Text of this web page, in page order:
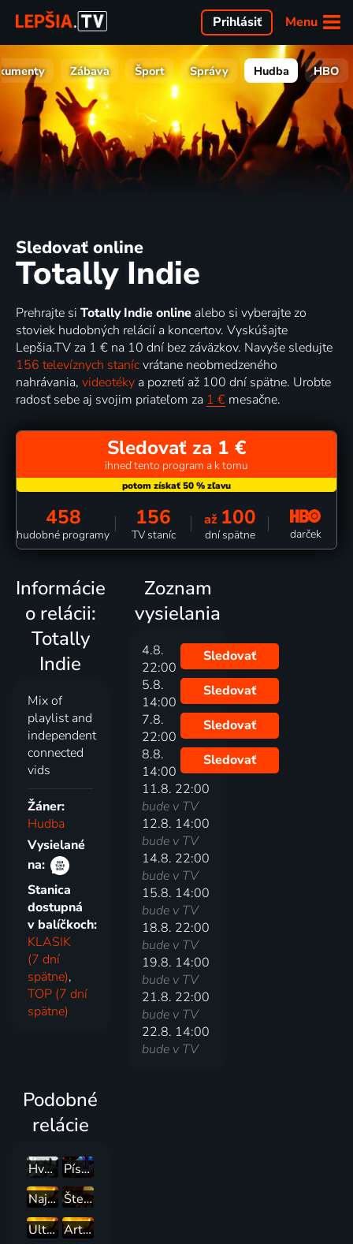
Menu
Prihlásiť
Zábava Šport Správy Hudba HBO
Sledovať online
Totally Indie
Prehrajte si Totally Indie online alebo si vyberajte zo
stoviek hudobných relácií a koncertov. Vyskúšajte
Lepšia.TV za 1 € na 10 dní bez záväzkov. Navyše sledujte
156 televíznych stanícvrátane neobmedzeného
nahrávania, videotéky a pozretí až 100 dní spätne. Urobte
radosť sebe aj svojim priateľom za 1 € mesačne.
Sledovať za 1 €
ihneď tento program a k tomu
458
hudobné programy
156
TV staníc
až 100
dní spätne darček
Informácie
o relácii:
Totally
Indie
Mix of
playlist and
independent
connected
vids
Žáner:
Hudba
Vysielané
na:
Stanica
dostupná
v balíčkoch:
KLASIK
(7 dní
spätne),
TOP (7 dní
spätne)
Zoznam
vysielania
4.8.
22:00
Sledovať
5.8.
14:00
Sledovať
7.8.
22:00
Sledovať
8.8.
14:00
Sledovať
11.8. 22:00
bude v TV
12.8. 14:00
bude v TV
14.8. 22:00
bude v TV
15.8. 14:00
bude v TV
18.8. 22:00
bude v TV
19.8. 14:00
bude v TV
21.8. 22:00
bude v TV
22.8. 14:00
bude v TV
Podobné
relácie
Hvězdný festival v Montreux
Písničky z Lucerny
Najlepší mix hitov
Štefan Margita a jeho hosté
Ultra Mix
Artist Breakout